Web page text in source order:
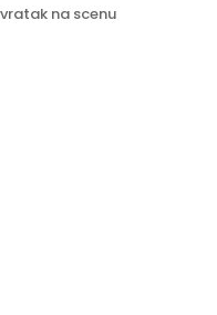
na scenu